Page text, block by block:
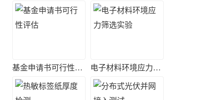
基金申请书可行性评估 电子材料环境应力筛选实验